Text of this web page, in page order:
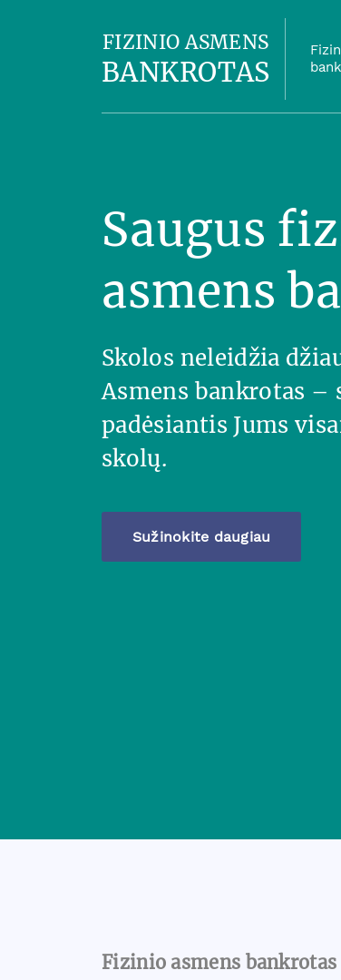
FIZINIO ASMENS
BANKROTAS
Saugus
asmens
Skolos neleidžia
Asmens bankrotas –
padėsiantis Jums
skolų.
Sužinokite daugiau
Fizinio asmens bankrotas